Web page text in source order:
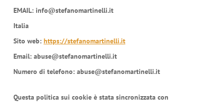
EMAIL: info@stefanomartinelli.it
Italia
Sito web: https://stefanomartinelli.it
Email: abuse@stefanomartinelli.it
Numero di telefono: abuse@stefanomartinelli.it
Questa politica sui cookie è stata sincronizzata con